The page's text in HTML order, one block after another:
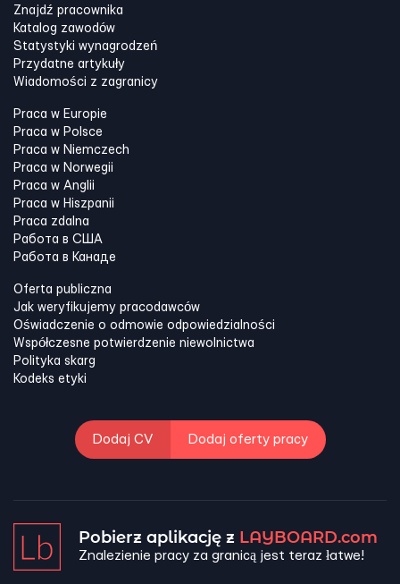
Znajdź pracownika
Katalog zawodów
Statystyki wynagrodzeń
Przydatne artykuły
Wiadomości z zagranicy
Praca w Europie
Praca w Polsce
Praca w Niemczech
Praca w Norwegii
Praca w Anglii
Praca w Hiszpanii
Praca zdalna
Работа в США
Работа в Канадe
Oferta publiczna
Jak weryfikujemy pracodawców
Oświadczenie o odmowie odpowiedzialności
Współczesne potwierdzenie niewolnictwa
Polityka skarg
Kodeks etyki
Dodaj CV Dodaj oferty pracy
Pobierz aplikację z LAYBOARD.com
Znalezienie pracy za granicą jest teraz łatwe!